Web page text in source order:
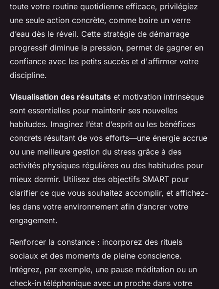
toute votre routine quotidienne efficace, privilégiez
une seule action concrète, comme boire un verre
d’eau dès le réveil. Cette stratégie de démarrage
progressif diminue la pression, permet de gagner en
confiance avec les petits succès et d'affirmer votre
discipline.
Visualisation des résultats et motivation intrinsèque
sont essentielles pour maintenir ses nouvelles
habitudes. Imaginez l’état d’esprit ou les bénéfices
concrets résultant de vos efforts—une énergie accrue
ou une meilleure gestion du stress grâce à des
activités physiques régulières ou des habitudes pour
mieux dormir. Utilisez des objectifs SMART pour
clarifier ce que vous souhaitez accomplir, et affichez-
les dans votre environnement afin d’ancrer votre
engagement.
Renforcer la constance : incorporez des rituels
sociaux et des moments de pleine conscience.
Intégrez, par exemple, une pause méditation ou un
check-in téléphonique avec un proche dans votre